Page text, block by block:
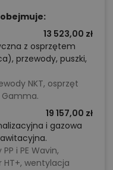
13 523,00 zł
z osprzętem
przewody, puszki,
NKT, osprzęt
Gamma.
19 157,00 zł
i gazowa
PP i PE Wavin,
HT+, wentylacja